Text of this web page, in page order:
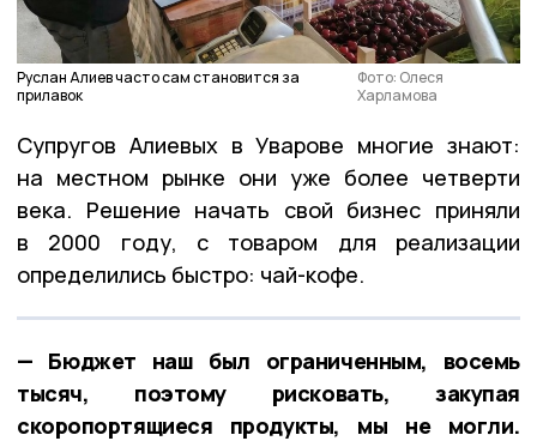
Руслан Алиев часто сам становится за
прилавок
Фото: Олеся
Харламова
Супругов Алиевых в Уварове многие знают:
на местном рынке они уже более четверти
века. Решение начать свой бизнес приняли
в 2000 году, с товаром для реализации
определились быстро: чай-кофе.
— Бюджет наш был ограниченным, восемь
тысяч, поэтому рисковать, закупая
скоропортящиеся продукты, мы не могли.